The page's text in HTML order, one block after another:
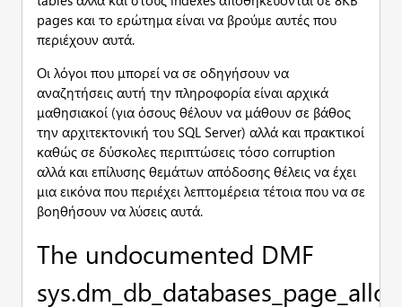
pages και το ερώτημα είναι να βρούμε αυτές που
περιέχουν αυτά.
Οι λόγοι που μπορεί να σε οδηγήσουν να
αναζητήσεις αυτή την πληροφορία είναι αρχικά
μαθησιακοί (για όσους θέλουν να μάθουν σε βάθος
την αρχιτεκτονική του SQL Server) αλλά και πρακτικοί
καθώς σε δύσκολες περιπτώσεις τόσο corruption
αλλά και επίλυσης θεμάτων απόδοσης θέλεις να έχει
μια εικόνα που περιέχει λεπτομέρεια τέτοια που να σε
βοηθήσουν να λύσεις αυτά.
The undocumented DMF